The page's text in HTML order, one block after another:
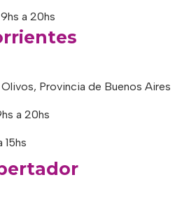
a 20hs
Provincia de Buenos Aires
a 20hs
15hs